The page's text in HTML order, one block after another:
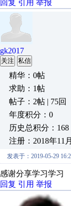
回复 引用 举报
gk2017
关注 私信
精华：0帖
求助：1帖
帖子：2帖 | 75回
年度积分：0
历史总积分：168
注册：2018年11
发表于：2019-05-29
感谢分享学习学习
回复 引用 举报